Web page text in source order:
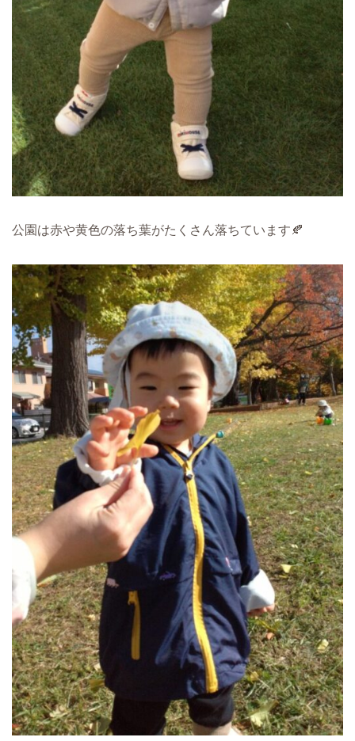
公園は赤や黄色の落ち葉がたくさん落ちています🍂